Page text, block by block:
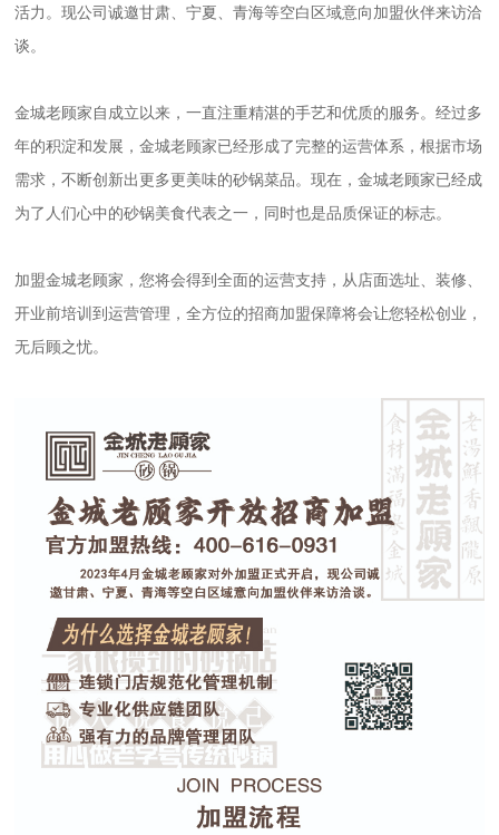
活力。现公司诚邀甘肃、宁夏、青海等空白区域意向加盟伙伴来访洽
谈。
金城老顾家自成立以来，一直注重精湛的手艺和优质的服务。经过多
年的积淀和发展，金城老顾家已经形成了完整的运营体系，根据市场
需求，不断创新出更多更美味的砂锅菜品。现在，金城老顾家已经成
为了人们心中的砂锅美食代表之一，同时也是品质保证的标志。
加盟金城老顾家，您将会得到全面的运营支持，从店面选址、装修、
开业前培训到运营管理，全方位的招商加盟保障将会让您轻松创业，
无后顾之忧。